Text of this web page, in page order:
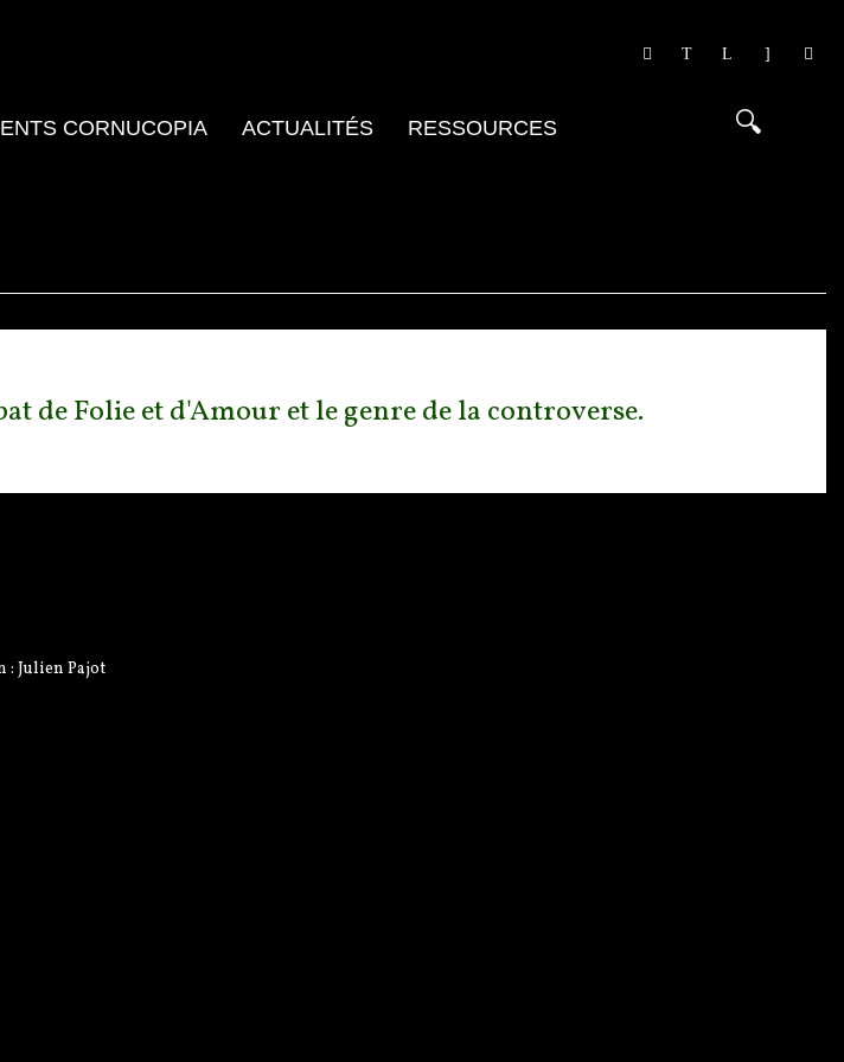
CORNUCOPIA ACTUALITÉS
RESSOURCES
de Folie et d'Amour et le genre de la controverse.
: Julien Pajot